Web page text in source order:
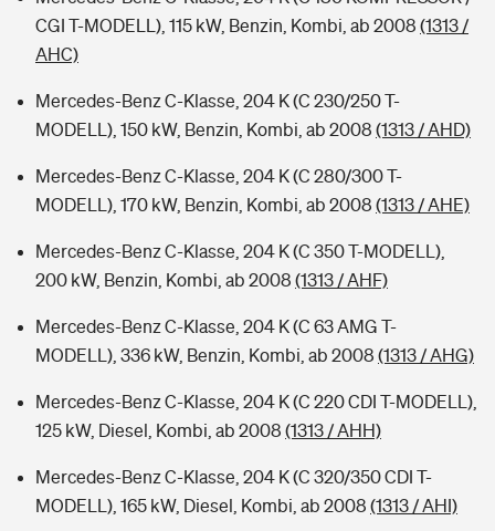
CGI T-MODELL), 115 kW, Benzin, Kombi, ab 2008 (1313 /
AHC)
Mercedes-Benz C-Klasse, 204 K (C 230/250 T-
MODELL), 150 kW, Benzin, Kombi, ab 2008 (1313 / AHD)
Mercedes-Benz C-Klasse, 204 K (C 280/300 T-
MODELL), 170 kW, Benzin, Kombi, ab 2008 (1313 / AHE)
Mercedes-Benz C-Klasse, 204 K (C 350 T-MODELL),
200 kW, Benzin, Kombi, ab 2008 (1313 / AHF)
Mercedes-Benz C-Klasse, 204 K (C 63 AMG T-
MODELL), 336 kW, Benzin, Kombi, ab 2008 (1313 / AHG)
Mercedes-Benz C-Klasse, 204 K (C 220 CDI T-MODELL),
125 kW, Diesel, Kombi, ab 2008 (1313 / AHH)
Mercedes-Benz C-Klasse, 204 K (C 320/350 CDI T-
MODELL), 165 kW, Diesel, Kombi, ab 2008 (1313 / AHI)